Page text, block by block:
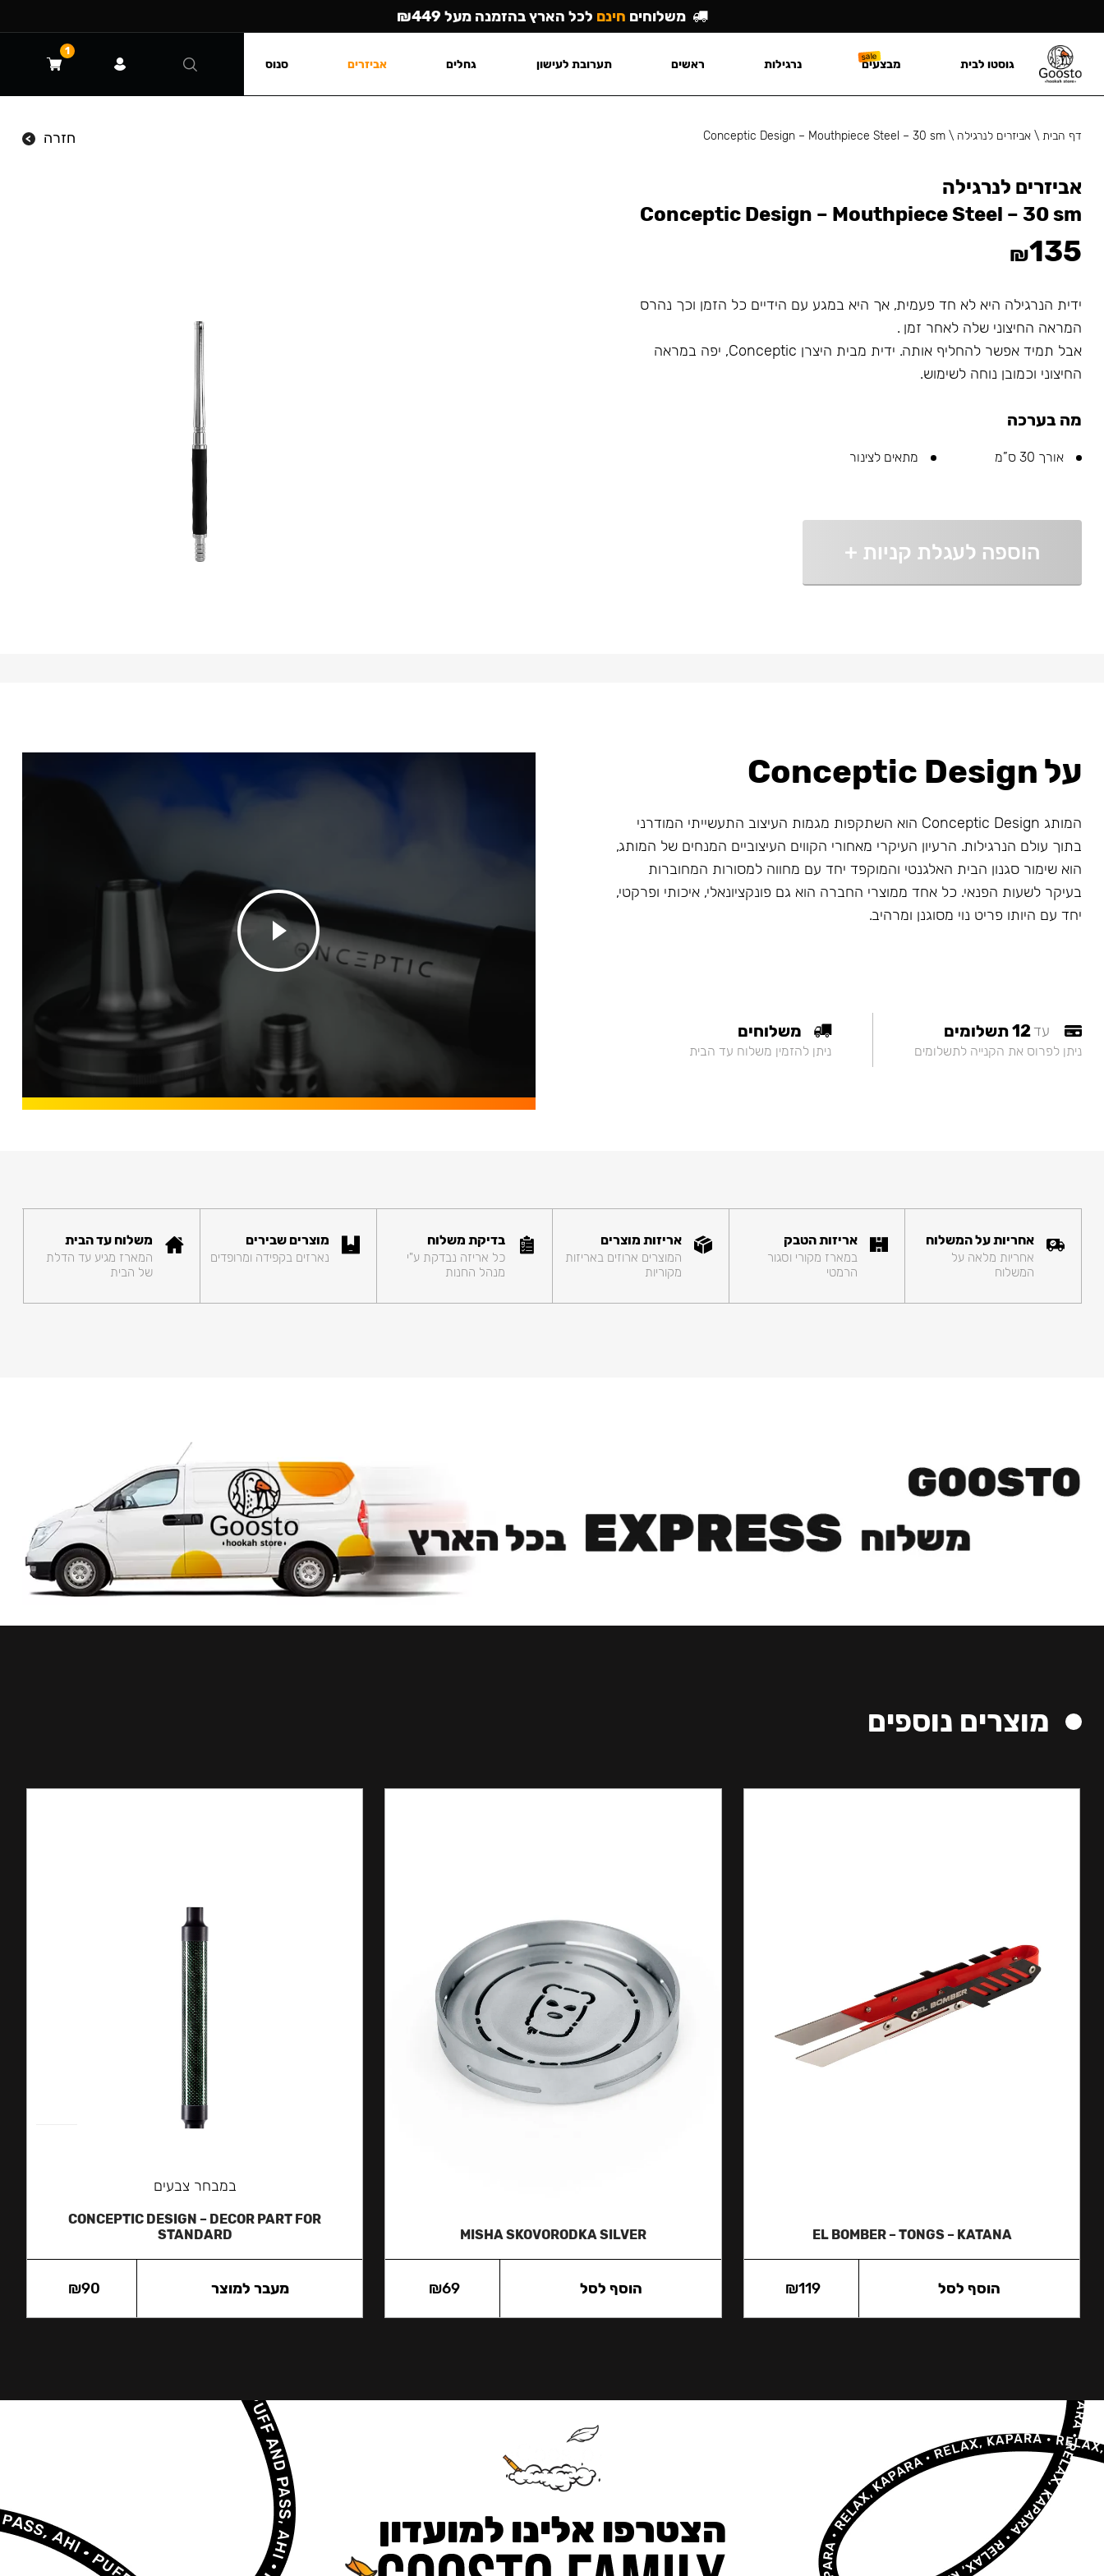
דף הבית\ אביזרים לנרגילה \
Conceptic Design – Mouthpiece Steel – 30 sm חזרה
אביזרים לנרגילה
Conceptic Design – Mouthpiece Steel – 30 sm
₪135
ידית הנרגילה היא לא חד פעמית, אך היא במגע עם הידיים כל הזמן וכך נהרס
המראה החיצוני שלה לאחר זמן .
אבל תמיד אפשר להחליף אותה. ידית מבית היצרן Conceptic, יפה במראה
החיצוני וכמובן נוחה לשימוש.
מה בערכה
אורך 30 ס”מ מתאים לצינור
הוספה לעגלת קניות +
על Conceptic Design
המותג Conceptic Design הוא השתקפות מגמות העיצוב התעשייתי המודרני
בתוך עולם הנרגילות. הרעיון העיקרי מאחורי הקווים העיצוביים המנחים של המותג,
הוא שימור סגנון הבית האלגנטי והמוקפד יחד עם מחווה למסורות המחוברות
בעיקר לשעות הפנאי. כל אחד ממוצרי החברה הוא גם פונקציונאלי, איכותי ופרקטי,
יחד עם היותו פריט נוי מסוגנן ומרהיב.
עד12 תשלומים
ניתן לפרוס את הקנייה לתשלומים
משלוחים
ניתן להזמין משלוח עד הבית
אחריות על המשלוח
אחריות מלאה על
המשלוח
אריזות הטבק
במארז מקורי וסגור
הרמטי
אריזות מוצרים
המוצרים ארוזים באריזות
מקוריות
בדיקת משלוח
כל אריזה נבדקת ע"י
מנהל החנות
מוצרים שבירים
נארזים בקפידה ומרופדים
משלוח עד הבית
המארז מגיע עד הדלת
של הבית
מוצרים נוספים
EL BOMBER – TONGS – KATANA
₪119 הוסף לסל
MISHA SKOVORODKA SILVER
₪69 הוסף לסל
במבחר צבעים
CONCEPTIC DESIGN – DECOR PART FOR
STANDARD
₪90 מעבר למוצר
הצטרפו אלינו למועדון
משלוחים חינם לכל הארץ בהזמנה מעל ₪449
גוסטו לבית מבצעים נרגילות ראשים תערובת לעישון גחלים אביזרים סנוס
1